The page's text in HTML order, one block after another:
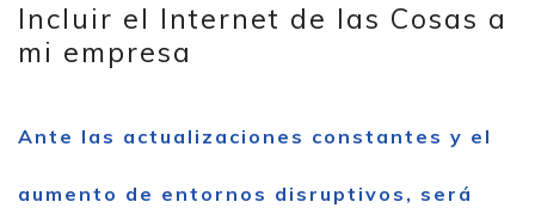
Incluir el Internet de las Cosas a
mi empresa
Ante las actualizaciones constantes y el
aumento de entornos disruptivos, será